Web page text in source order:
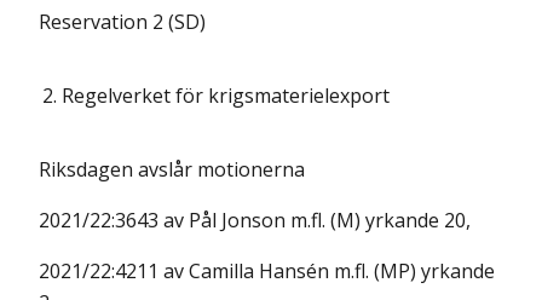
Reservation 2 (SD)
2. Regelverket för krigsmaterielexport
Riksdagen avslår motionerna
2021/22:3643 av Pål Jonson m.fl. (M) yrkande 20,
2021/22:4211 av Camilla Hansén m.fl. (MP) yrkande